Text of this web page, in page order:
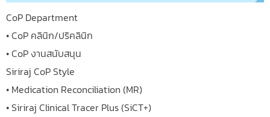
CoP Department
• CoP คลินิก/ปริคลินิก
• CoP งานสนับสนุน
Siriraj CoP Style
• Medication Reconciliation (MR)
• Siriraj Clinical Tracer Plus (SiCT+)